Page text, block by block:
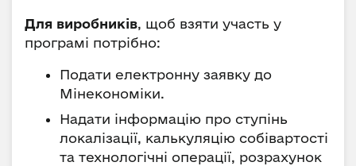
Для виробників, щоб взяти участь у
програмі потрібно:
Подати електронну заявку до
Мінекономіки.
Надати інформацію про ступінь
локалізації, калькуляцію собівартості
та технологічні операції, розрахунок